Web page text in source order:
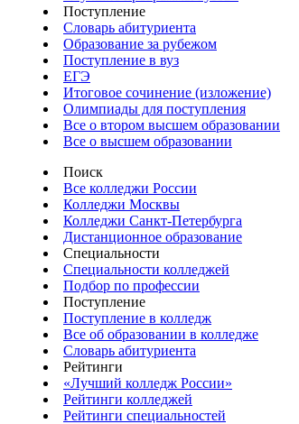
Поступление
Словарь абитуриента
Образование за рубежом
Поступление в вуз
ЕГЭ
Итоговое сочинение (изложение)
Олимпиады для поступления
Все о втором высшем образовании
Все о высшем образовании
Поиск
Все колледжи России
Колледжи Москвы
Колледжи Санкт-Петербурга
Дистанционное образование
Специальности
Специальности колледжей
Подбор по профессии
Поступление
Поступление в колледж
Все об образовании в колледже
Словарь абитуриента
Рейтинги
«Лучший колледж России»
Рейтинги колледжей
Рейтинги специальностей